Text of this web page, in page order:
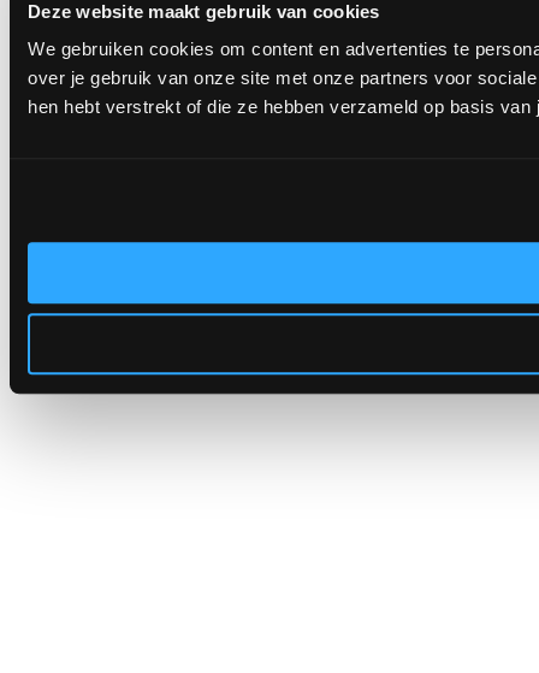
Deze website maakt gebruik van cookies
We gebruiken cookies om content en advertenties te
over je gebruik van onze site met onze partners voor
hen hebt verstrekt of die ze hebben verzameld op basis van